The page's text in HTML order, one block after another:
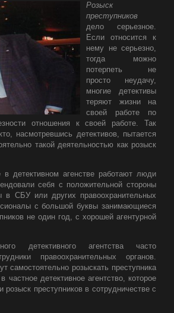
Розыск
преступников
дело серьезное.
Если относится к
нему не серьезно,
тогда можно
потерпеть не
просто неудачу,
многие детективы
теряют жизни на
своей работе по
отношения к своей работе. Так
насмотревшись детективов, пытается
такой деятельностью как розыск
в детективном агенстве работают люди
себя с положительной стороны
в СБУ или других правоохранительных
с большой буквы занимающиеся
не один год, с хорошей агентурной
детективного агентства часто
правоохранительных органов.
самостоятельно розыскать преступника
частное детективное агентство, которое
розыск преступников в сотрудничестве с